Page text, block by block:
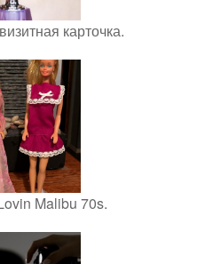
карточка.
Malibu 70s.